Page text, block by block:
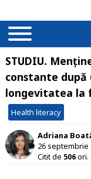
STUDIU.
constante după
longevitatea la
Health literacy
Adriana
26 septembrie
Citit de 506ori.